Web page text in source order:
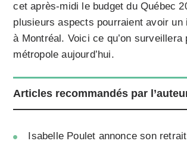
cet après-midi le budget du Québec
plusieurs aspects pourraient avoir un
à Montréal. Voici ce qu’on surveillera
métropole aujourd’hui.
Articles recommandés par
Isabelle Poulet annonce son